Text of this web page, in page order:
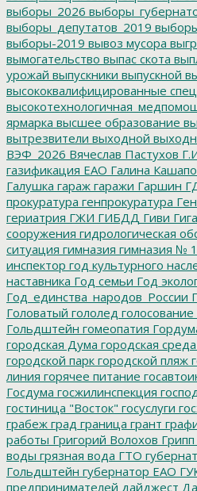
выборы_2026
выборы_депутатов_2019
выборы-2019 вывоз мусора
вымогательство выпас скота
урожай выпускники выпускной
высококвалифицированные
ярмарка высшее образование
вытрезвители выходной
ВЭФ_2026 Вячеслав Пастухов
газификация ЕАО Галина
Галушка гараж гаражи Гаршин
прокуратура генпрокуратура
гериатрия ГЖИ ГИБДД Гиви
сооружения гидрологическая
ситуация гимназия гимназия № 1
инспектор год культурного
наставника Год семьи Год
Год_единства_народов_России
Головатый гололед голосование
Гольдштейн гомеопатия
городская Дума городская среда
городской парк городской пляж
линия горячее питание
Госдума госжилинспекция
гостиница "Восток" госуслуги
грабеж град граница грант
работы Григорий Волохов Грипп
воды грязная вода ГТО
Гольдштейн губернатор ЕАО
предпринимателей дайджест